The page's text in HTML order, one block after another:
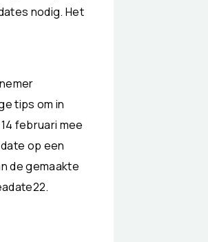
nodig. Het
tips om in
februari mee
op een
de gemaakte